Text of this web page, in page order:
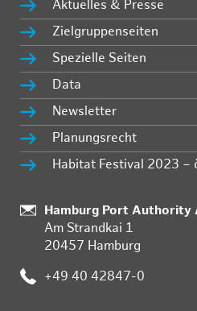
Aktuelles & Presse
Zielgruppenseiten
Spezielle Seiten
Data
Newsletter
Planungsrecht
Habitat Festival 2023 –
:
Hamburg Port Authority
Am Strandkai 1
20457 Hamburg
: +49 40 42847-0